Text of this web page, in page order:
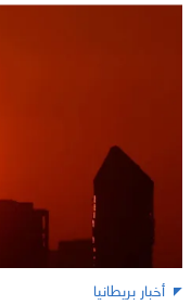
أخبار بريطانيا